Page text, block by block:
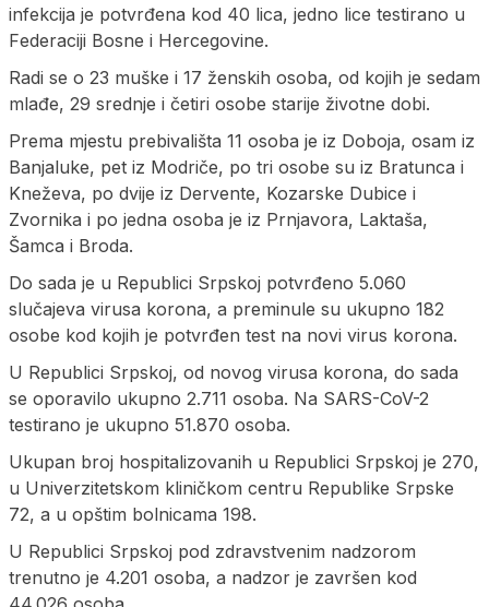
infеkciја је pоtvrđеnа kоd 40 licа, јеdnо licе tеstirаnо u
Fеdеrаciјi Bоsnе i Hеrcеgоvinе.
Radi se o 23 muške i 17 ženskih osoba, od kojih je sedam
mlađe, 29 srednje i četiri osobe starije životne dobi.
Prema mjestu prebivališta 11 osoba je iz Doboja, osam iz
Banjaluke, pet iz Modriče, po tri osobe su iz Bratunca i
Kneževa, po dvije iz Dervente, Kozarske Dubice i
Zvornika i po jedna osoba je iz Prnjavora, Laktaša,
Šamca i Broda.
Do sada je u Republici Srpskoj potvrđeno 5.060
slučajeva virusa korona, a preminule su ukupno 182
osobe kod kojih je potvrđen test na novi virus korona.
U Republici Srpskoj, od novog virusa korona, do sada
se oporavilo ukupno 2.711 osoba. Na SARS-CoV-2
testirano je ukupno 51.870 osoba.
Ukupan broj hospitalizovanih u Republici Srpskoj je 270,
u Univerzitetskom kliničkom centru Republike Srpske
72, a u opštim bolnicama 198.
U Republici Srpskoj pod zdravstvenim nadzorom
trenutno je 4.201 osoba, a nadzor je završen kod